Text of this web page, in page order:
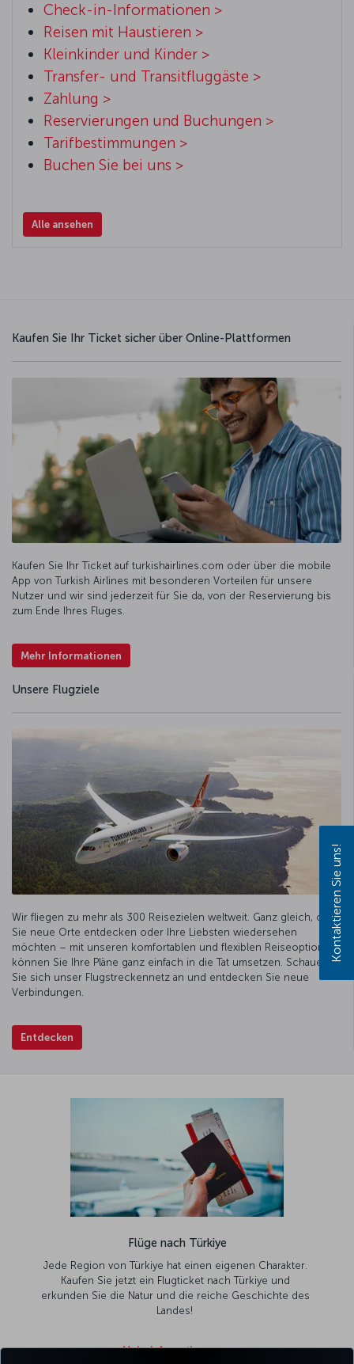
Check-in-Informationen >
Reisen mit Haustieren >
Kleinkinder und Kinder >
Transfer- und Transitfluggäste >
Zahlung >
Reservierungen und Buchungen >
Tarifbestimmungen >
Buchen Sie bei uns >
Alle ansehen
Kaufen Sie Ihr Ticket sicher über Online-Plattformen
Kaufen Sie Ihr Ticket auf turkishairlines.com oder über die mobile
App von Turkish Airlines mit besonderen Vorteilen für unsere
Nutzer und wir sind jederzeit für Sie da, von der Reservierung bis
zum Ende Ihres Fluges.
Mehr Informationen
Unsere Flugziele
Wir fliegen zu mehr als 300 Reisezielen weltweit. Ganz gleich, ob
Sie neue Orte entdecken oder Ihre Liebsten wiedersehen
möchten – mit unseren komfortablen und flexiblen Reiseoptionen
können Sie Ihre Pläne ganz einfach in die Tat umsetzen. Schauen
Sie sich unser Flugstreckennetz an und entdecken Sie neue
Verbindungen.
Entdecken
Flüge nach Türkiye
Jede Region von Türkiye hat einen eigenen Charakter.
Kaufen Sie jetzt ein Flugticket nach Türkiye und
erkunden Sie die Natur und die reiche Geschichte des
Landes!
Mehr Informationen
Kontaktieren Sie uns!